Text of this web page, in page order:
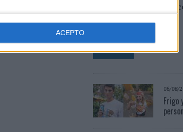
ACEPTO
de Valencia una
LEER MÁS
06/08/
Frigo